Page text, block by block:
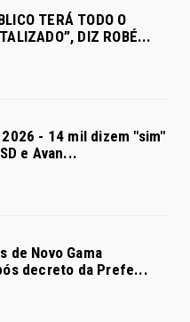
TERÁ TODO O
DIZ ROBÉ...
2026 - 14 mil dizem "sim"
e Avan...
de Novo Gama
decreto da Prefe...